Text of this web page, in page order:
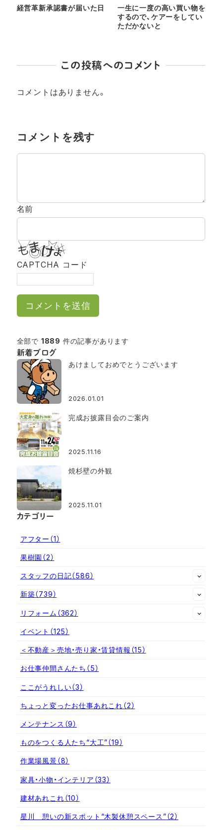
経営革新承認書が届いた日
一生に一度の高い買い物を
するので、ケアーをしてい
ただかないと
この投稿へのコメント
コメントはありません。
コメントを残す
名前
CAPTCHA コード
全部で 1889 件の記事があります
新着ブログ
あけましておめでとうございます
2026.01.01
完成お披露目会のご案内
2025.11.16
焼杉壁の外観
2025.11.01
カテゴリー
アフター （1）
果樹園 （2）
スタッフの日記（586）
新築（739）
リフォーム （362）
イベント （125）
＜不動産＞売地・売り家・賃貸情報 （15）
お仕事仲間さんたち （5）
ここがうれしい（3）
ちょっと変ったお仕事あれこれ（2）
メンテナンス （9）
ものをつくる人たち“大工”（19）
作業場風景（8）
家具・小物・インテリア （33）
建材あれこれ（10）
星川 憩いの新スポット“木製休憩スペース”（2）